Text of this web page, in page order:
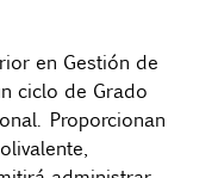
en Gestión de
ciclo de Grado
Proporcionan